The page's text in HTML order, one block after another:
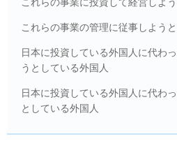
これらの事業の管理に従事しよう
日本に投資している外国人に代わ
うとしている外国人
日本に投資している外国人に代わ
としている外国人